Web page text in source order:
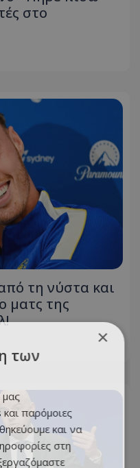
στο
τη νύστα και
ματς της
×
των
μας
παρόμοιες
και να
στη